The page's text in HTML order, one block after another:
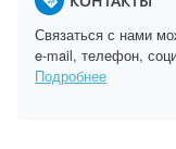
Связаться с нами
e-mail, телефон,
Подробнее